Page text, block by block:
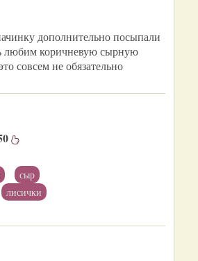
дополнительно посыпали
любим коричневую сырную
совсем не обязательно
сыр
лисички